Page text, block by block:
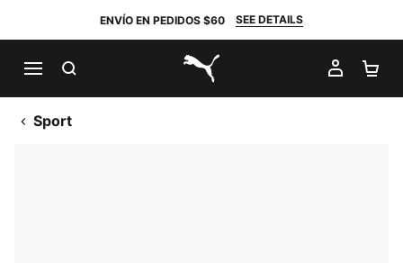
ENVÍO EN PEDIDOS $60 SEE DETAILS
PUMA.com
MI
Sport